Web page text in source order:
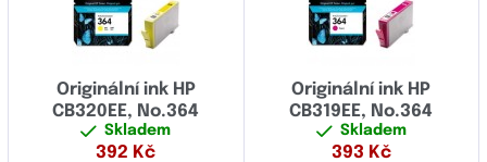
Originální ink HP
CB320EE, No.364
Skladem
392 Kč
Originální ink HP
CB319EE, No.364
Skladem
393 Kč